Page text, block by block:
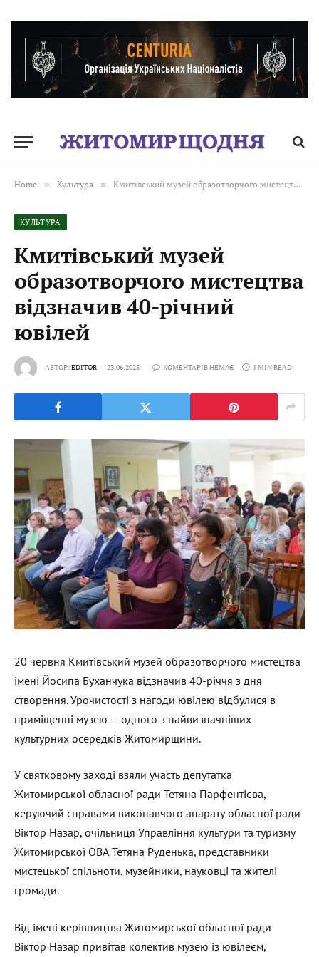
Home » Культура » Кмитівський музей образотворчого мистецтва відзначив 40-річний ювілей
КУЛЬТУРА
Кмитівський музей
образотворчого мистецтва
відзначив 40-річний
ювілей
АВТОР:EDITOR 23.06.2025 КОМЕНТАРІВ НЕМАЄ 1 MIN READ
20 червня Кмитівський музей образотворчого мистецтва
імені Йосипа Буханчука відзначив 40-річчя з дня
створення. Урочистості з нагоди ювілею відбулися в
приміщенні музею — одного з найвизначніших
культурних осередків Житомирщини.
У святковому заході взяли участь депутатка
Житомирської обласної ради Тетяна Парфентієва,
керуючий справами виконавчого апарату обласної ради
Віктор Назар, очільниця Управління культури та туризму
Житомирської ОВА Тетяна Руденька, представники
мистецької спільноти, музейники, науковці та жителі
громади.
Від імені керівництва Житомирської обласної ради
Віктор Назар привітав колектив музею із ювілеєм,